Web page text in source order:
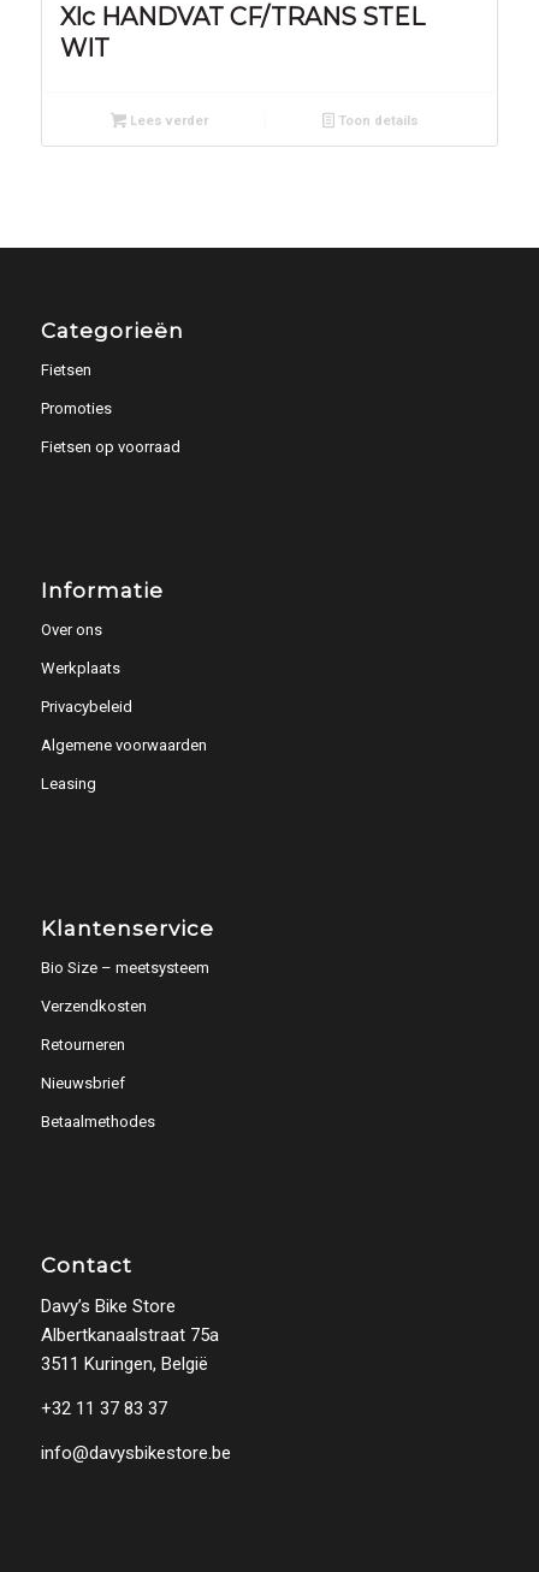
Xlc HANDVAT CF/TRANS STEL
WIT
Lees verder Toon details
Categorieën
Fietsen
Promoties
Fietsen op voorraad
Informatie
Over ons
Werkplaats
Privacybeleid
Algemene voorwaarden
Leasing
Klantenservice
Bio Size – meetsysteem
Verzendkosten
Retourneren
Nieuwsbrief
Betaalmethodes
Contact
Davy’s Bike Store
Albertkanaalstraat 75a
3511 Kuringen, België
+32 11 37 83 37
info@davysbikestore.be